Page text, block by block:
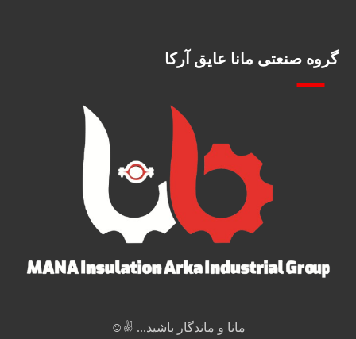
گروه صنعتی مانا عایق آرکا
مانا و ماندگار باشید... ✌️☺️